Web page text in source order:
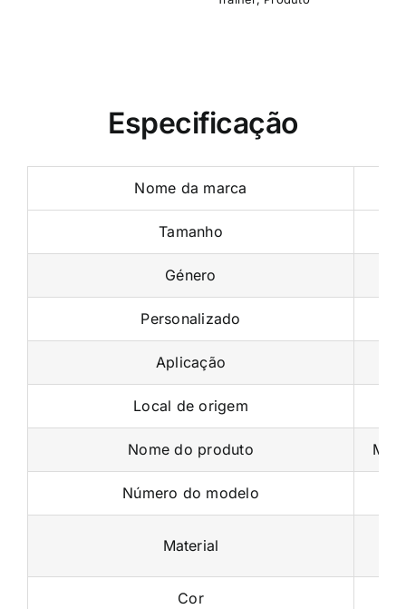
Especificação
Nome da marca
Tamanho
Género
Personalizado
Aplicação
Local de origem
Nome do produto
Número do modelo
Cor